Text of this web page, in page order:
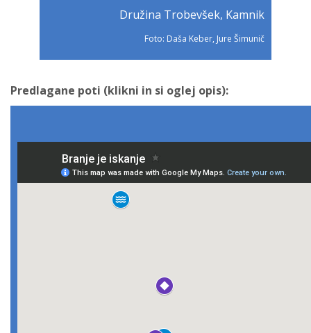
Družina Trobevšek, Kamnik
Foto: Daša Keber, Jure Šimunič
Predlagane poti (klikni in si oglej opis):